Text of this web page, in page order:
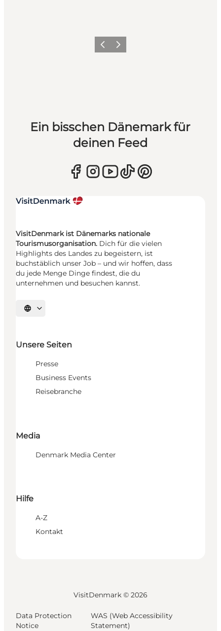
ZurückWeiter
Ein bisschen Dänemark für
deinen Feed
VisitDenmark ist Dänemarks nationale
Tourismusorganisation. Dich für die vielen
Highlights des Landes zu begeistern, ist
buchstäblich unser Job – und wir hoffen, dass
du jede Menge Dinge findest, die du
unternehmen und besuchen kannst.
Sprache auswählen
Unsere Seiten
Presse
Business Events
Reisebranche
Media
Denmark Media Center
Hilfe
A-Z
Kontakt
VisitDenmark © 2026
Data Protection
Notice
WAS (Web Accessibility
Statement)